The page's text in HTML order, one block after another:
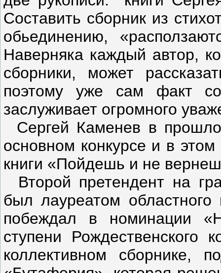
Составить сборник из
обьединению,
Наверняка каждый автор,
сборники, может
поэтому уже сам факт
заслуживает огромного
Сергей Каменев в
основном конкурсе и в
книги «Пойдешь и не
Второй претендент на
был лауреатом
побеждал в номинации
ступени Рождественского
коллективном сборнике,